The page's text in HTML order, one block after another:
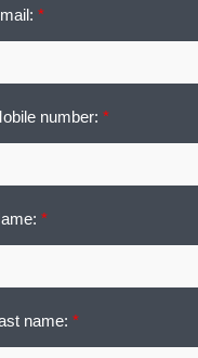
*
number: *
*
name: *